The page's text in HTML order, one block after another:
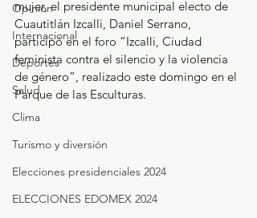
Opinión
Internacional
Deportes
Salud
Clima
Turismo y diversión
Elecciones presidenciales 2024
ELECCIONES EDOMEX 2024
mujer, el presidente municipal electo de
Cuautitlán Izcalli, Daniel Serrano,
participó en el foro “Izcalli, Ciudad
feminista contra el silencio y la violencia
de género”, realizado este domingo en el
Parque de las Esculturas.